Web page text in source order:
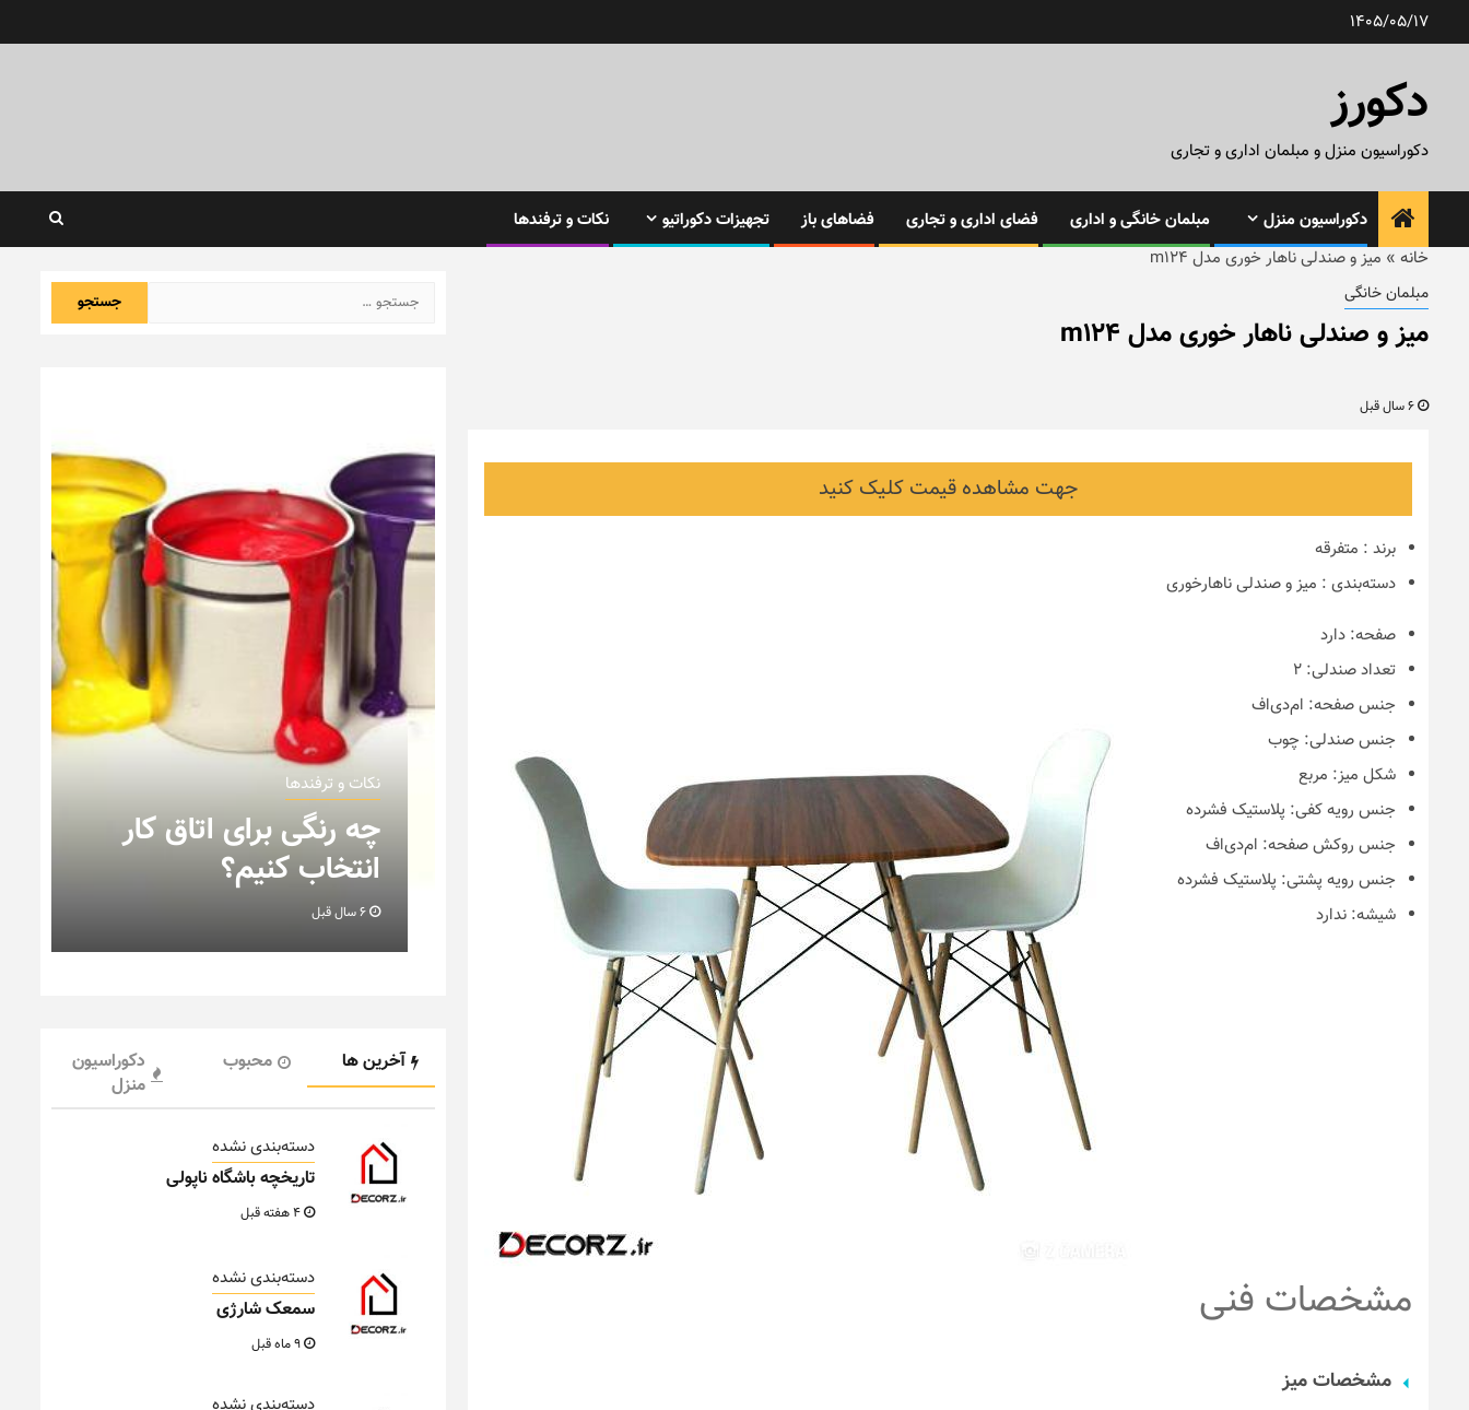
1405/05/17
دکورز
دکوراسیون منزل و مبلمان اداری و تجاری
دکوراسیون منزل مبلمان خانگی و اداری فضای اداری و تجاری فضاهای باز تجهیزات دکوراتیو
نکات و ترفندها
خانه » میز و صندلی ناهار خوری مدل m124
مبلمان خانگی
میز و صندلی ناهار خوری مدل m124
جهت مشاهده قیمت کلیک کنید
برند : متفرقه
دسته‌بندی : میز و صندلی ناهارخوری
صفحه: دارد
تعداد صندلی: ۲
جنس صفحه: ام‌دی‌اف
جنس صندلی: چوب
شکل میز: مربع
جنس رویه کفی: پلاستیک فشرده
جنس روکش صفحه: ام‌دی‌اف
جنس رویه پشتی: پلاستیک فشرده
شیشه: ندارد
مشخصات فنی
مشخصات میز
جستجو
برای:
مدرن در خانه
نکات و ترفندها
دکوراسیون داخلی و
چیدمان خانه (جدیدترین
ایده‌ها و عکس‌ها)
نکات و ترفندها
چه رنگی برای اتاق کار
انتخاب کنیم؟
6 سال قبل
نکات و ترفندها
نکاتی که باید به هنگام
چیدمان خانه عروس بدانیم
+ تصویر
آخرین ها محبوب
دکوراسیون
منزل
دسته‌بندی نشده
تاریخچه باشگاه ناپولی
دسته‌بندی نشده
سمعک شارژی